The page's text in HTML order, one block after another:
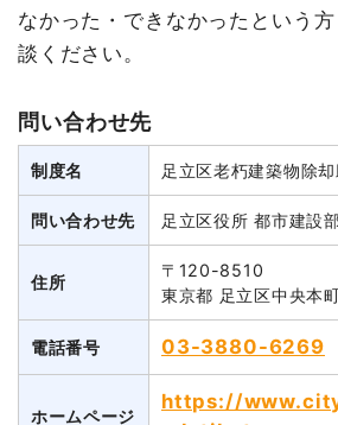
なかった・できなかったという
談ください。
問い合わせ先
制度名 足立区老朽建築物除
問い合わせ先 足立区役所 都市建設
住所
〒120-8510
東京都 足立区中央本
電話番号 03-3880-6269
ホームページ
https://